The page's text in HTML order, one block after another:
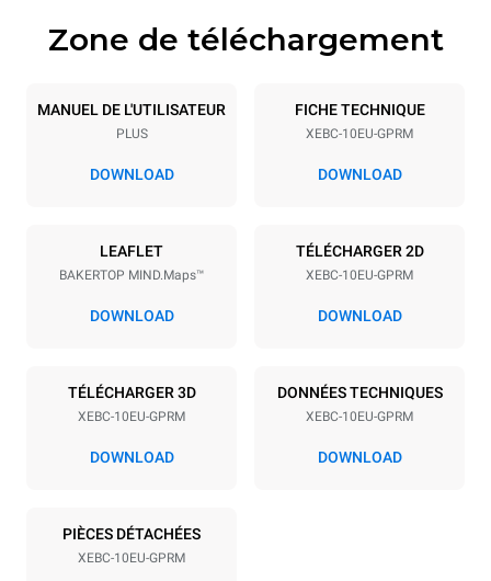
Caractéristiques de la plaque
10 600x400
Espace entre les plaques
220-240V 1N~ 1,4 kW
25 kW
Type de prise
*Consommation en kwh et émissions de co2
Consommation en kWh
Zone de téléchargement
MANUEL DE L'UTILISATEUR
PLUS
DOWNLOAD
FICHE TECHNIQUE
XEBC-10EU-GPRM
DOWNLOAD
LEAFLET
BAKERTOP MIND.Maps™
DOWNLOAD
TÉLÉCHARGER 2D
XEBC-10EU-GPRM
DOWNLOAD
TÉLÉCHARGER 3D
XEBC-10EU-GPRM
DOWNLOAD
DONNÉES TECHNIQUES
XEBC-10EU-GPRM
DOWNLOAD
PIÈCES DÉTACHÉES
XEBC-10EU-GPRM